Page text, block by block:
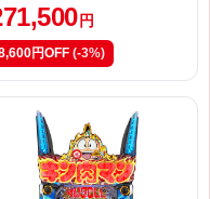
円
円OFF (-3%)